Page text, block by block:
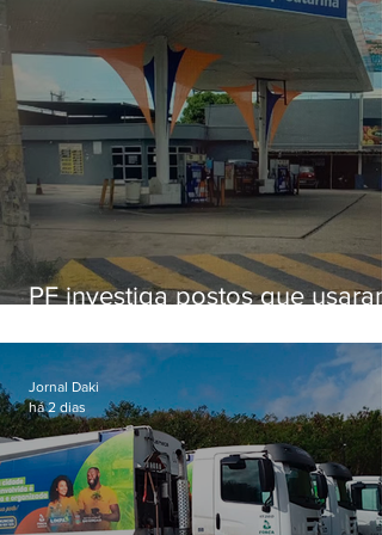
PF investiga postos que usaram
secretário morto em 2020
Jornal Daki
há 2 dias